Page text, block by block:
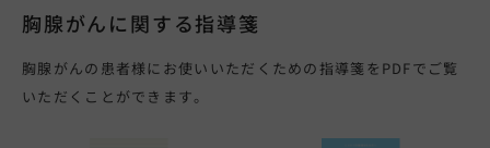
胸腺がんに関する指導箋
胸腺がんの患者様にお使いいただくための指導箋をPDFでご覧
いただくことができます。